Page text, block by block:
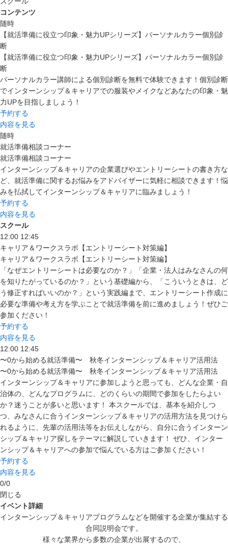
コンテンツ
随時
【就活準備に役立つ印象・魅力UPシリーズ】パーソナルカラー個別診
断
【就活準備に役立つ印象・魅力UPシリーズ】パーソナルカラー個別診
断
パーソナルカラー講師による個別診断を無料で体験できます！個別診断
でインターンシップ＆キャリアでの服装やメイクなどあなたの印象・魅
力UPを目指しましょう！
予約する
内容を見る
随時
就活準備相談コーナー
就活準備相談コーナー
インターンシップ＆キャリアの企業選びやエントリーシートの書き方な
ど、就活準備に関するお悩みをアドバイザーに気軽に相談できます！悩
みを払拭してインターンシップ＆キャリアに臨みましょう！
予約する
内容を見る
スクール
12:00 12:45
キャリア＆ワークスラボ【エントリーシート対策編】
キャリア＆ワークスラボ【エントリーシート対策編】
「なぜエントリーシートは必要なのか？」「企業・法人はみなさんの何
を知りたがっているのか？」という基礎編から、「こういうときは、ど
う修正すればいいのか？」という実践編まで、エントリーシート作成に
必要な準備や考え方を学ぶことで就活準備を前に進めましょう！ぜひご
参加ください！
予約する
内容を見る
12:00 12:45
〜0から始める就活準備〜 秋冬インターンシップ＆キャリア活用法
〜0から始める就活準備〜 秋冬インターンシップ＆キャリア活用法
インターンシップ＆キャリアに参加しようと思っても、どんな企業・自
治体の、どんなプログラムに、どのくらいの期間で参加をしたらよい
か？迷うことが多いと思います！ 本スクールでは、基本を紹介しつ
つ、みなさんに合うインターンシップ＆キャリアの活用方法を見つけら
れるように、先輩の活用法等をお伝えしながら、自分に合うインターン
シップ＆キャリア探しをテーマに解説していきます！ ぜひ、インター
ンシップ＆キャリアへの参加で悩んでいる方はご参加ください！
予約する
内容を見る
0/0
閉じる
イベント詳細
インターンシップ＆キャリアプログラムなどを開催する企業が集結する
合同説明会です。
様々な業界から多数の企業が出展するので、